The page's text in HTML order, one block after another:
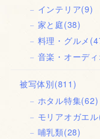
インテリア(9)
家と庭(38)
料理・グルメ
音楽・オーディ
被写体別(811)
ホタル特集(62)
モリアオガエル
哺乳類(28)